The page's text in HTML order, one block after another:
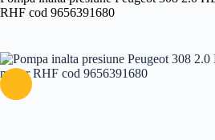
RHF cod 9656391680